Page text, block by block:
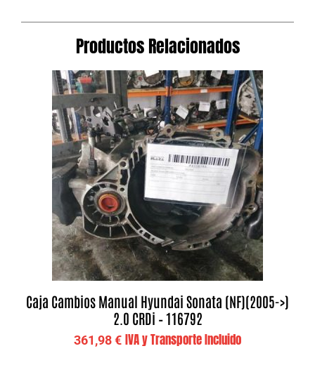
Productos Relacionados
Caja Cambios Manual Hyundai Sonata (NF)(2005->)
2.0 CRDi – 116792
361,98€ IVA y Transporte Incluido